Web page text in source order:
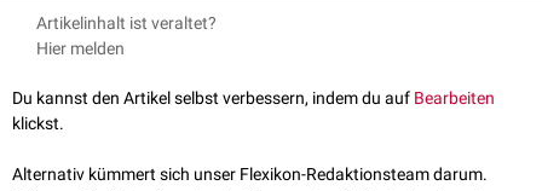
System" nicht vor. Die ältere Bezeichung "retikuloendotheliales System"
ist mittlerweileobsolet
Das retikulohistiozytäre System dient der Krankheitsabwehr und der
Beseitigung von körpereigenem Substanzabfall (z.B.
werden durch
Zytokine aktiviert und übernehmen als
antigenpräsentierende Zellen (APC) auch eine wichtige Funktion bei der
Auch die ersten Schritte desHämabbausbis zum zunächst unlöslichen
Artikelinhalt ist veraltet?
Hier melden
Du kannst den Artikel selbst verbessern, indem du auf Bearbeiten
klickst.
Alternativ kümmert sich unser Flexikon-Redaktionsteam darum.